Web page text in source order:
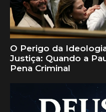
O Perigo da
Justiça: Quando a
Pena Criminal